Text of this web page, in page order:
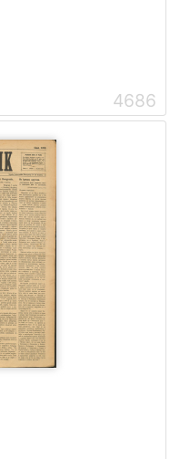
4686